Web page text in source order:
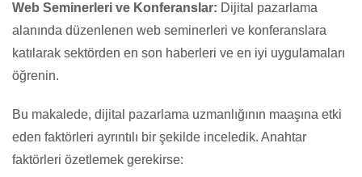
Web Seminerleri ve Konferanslar: Dijital pazarlama
alanında düzenlenen web seminerleri ve konferanslara
katılarak sektörden en son haberleri ve en iyi uygulamaları
öğrenin.
Bu makalede, dijital pazarlama uzmanlığının maaşına etki
eden faktörleri ayrıntılı bir şekilde inceledik. Anahtar
faktörleri özetlemek gerekirse: